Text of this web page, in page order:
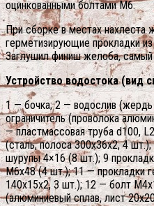
оцинкованными болтами М6.
При сборке в местах нахлеста
герметизирующие прокладки
Заглушил финиш желоба, самый
Устройство водостока (вид
1 — бочка; 2 — водослив
ограничитель (проволока
— пластмассовая труба d100,
(сталь, полоса 300x36x2, 4
шурупы 4×16 (8 шт.); 9
М6х48 (4 шт.); 11 — прокладки
140x15x2, 3 шт.); 12 — болт
(алюминиевый сплав, лист